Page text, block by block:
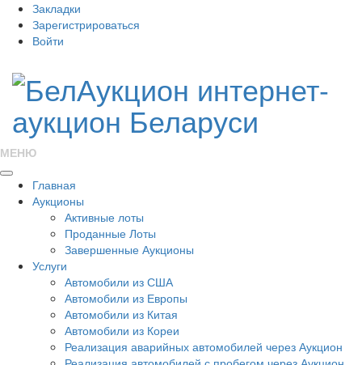
Закладки
Зарегистрироваться
Войти
МЕНЮ
Главная
Аукционы
Активные лоты
Проданные Лоты
Завершенные Аукционы
Услуги
Автомобили из США
Автомобили из Европы
Автомобили из Китая
Автомобили из Кореи
Реализация аварийных автомобилей через Аукцион